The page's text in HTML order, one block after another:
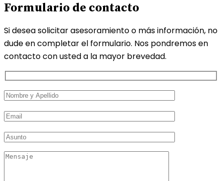
Formulario de contacto
Si desea solicitar asesoramiento o más información, no
dude en completar el formulario. Nos pondremos en
contacto con usted a la mayor brevedad.